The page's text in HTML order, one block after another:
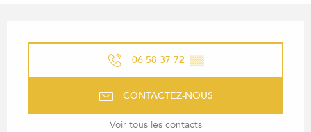
06 58 37 72 ▒▒
CONTACTEZ-NOUS
Voir tous les contacts